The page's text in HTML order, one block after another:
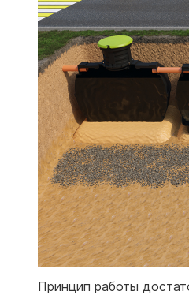
Принцип работы